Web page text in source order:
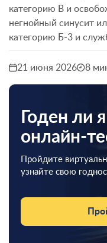
категорию В и
негнойный синусит
категорию Б-3 и
21 июня 2026 8
Годен ли
онлайн-
Пройдите
узнайте свою